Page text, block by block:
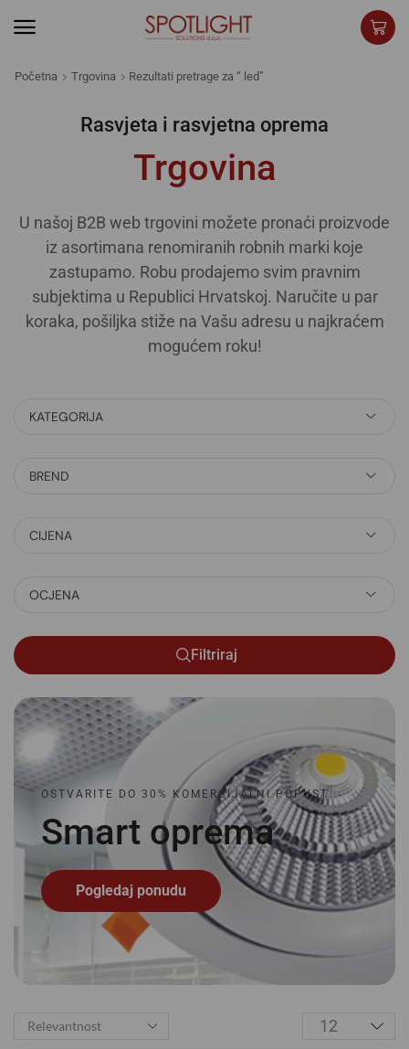
Početna Trgovina Rezultati pretrage za “ led”
Rasvjeta i rasvjetna oprema
Trgovina
U našoj B2B web trgovini možete pronaći proizvode
iz asortimana renomiranih robnih marki koje
zastupamo. Robu prodajemo svim pravnim
subjektima u Republici Hrvatskoj. Naručite u par
koraka, pošiljka stiže na Vašu adresu u najkraćem
mogućem roku!
KATEGORIJA
BREND
CIJENA
OCJENA
Filtriraj
OSTVARITE DO 30% KOMERCIJALNI POPUST
Smart oprema
Pogledaj ponudu